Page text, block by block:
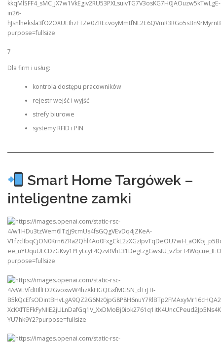
7
Dla firm i usług:
kontrola dostępu pracowników
rejestr wejść i wyjść
strefy biurowe
systemy RFID i PIN
Smart Home Targówek –
inteligentne zamki